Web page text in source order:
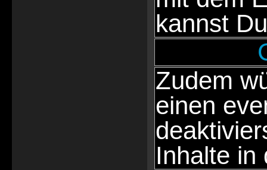
kannst
Zudem
einen
Inhalte in